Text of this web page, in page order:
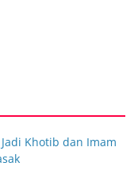
Khotib dan Imam